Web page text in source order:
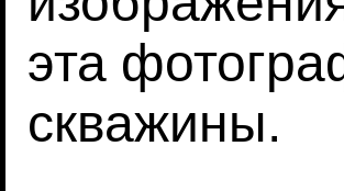
эта
скважины.